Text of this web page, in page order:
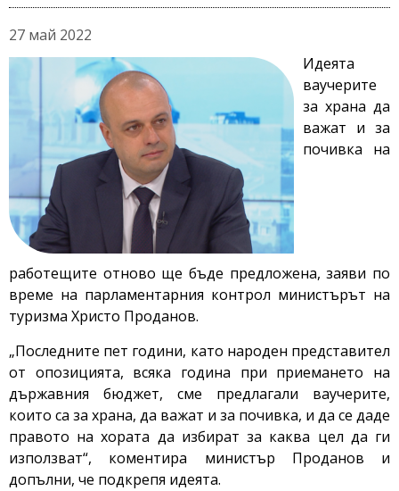
27 май 2022
Идеята
ваучерите
за храна да
важат и за
почивка на
работещите отново ще бъде предложена, заяви по
време на парламентарния контрол министърът на
туризма Христо Проданов.
„Последните пет години, като народен представител
от опозицията, всяка година при приемането на
държавния бюджет, сме предлагали ваучерите,
които са за храна, да важат и за почивка, и да се даде
правото на хората да избират за каква цел да ги
използват“, коментира министър Проданов и
допълни, че подкрепя идеята.